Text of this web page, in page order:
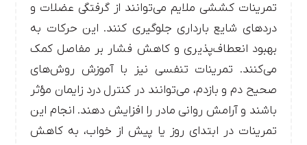
تمرینات کششی ملایم می‌توانند از گرفتگی عضلات و
دردهای شایع بارداری جلوگیری کنند. این حرکات به
بهبود انعطاف‌پذیری و کاهش فشار بر مفاصل کمک
می‌کنند. تمرینات تنفسی نیز با آموزش روش‌های
صحیح دم و بازدم، می‌توانند در کنترل درد زایمان مؤثر
باشند و آرامش روانی مادر را افزایش دهند. انجام این
تمرینات در ابتدای روز یا پیش از خواب، به کاهش